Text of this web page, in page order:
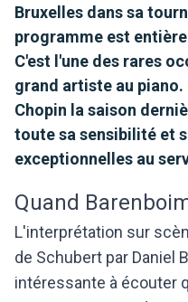
Bruxelles dans sa
programme est
C'est l'une des rares
grand artiste au
Chopin la saison
toute sa sensibilité et
exceptionnelles au
Quand
L'interprétation sur
de Schubert par Daniel
intéressante à écouter